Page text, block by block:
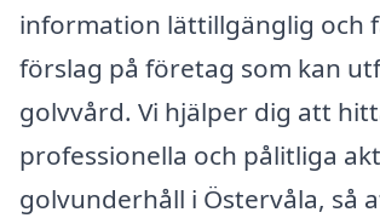
information lättillgänglig och
förslag på företag som kan
golvvård. Vi hjälper dig att
professionella och pålitliga
golvunderhåll i Östervåla, så